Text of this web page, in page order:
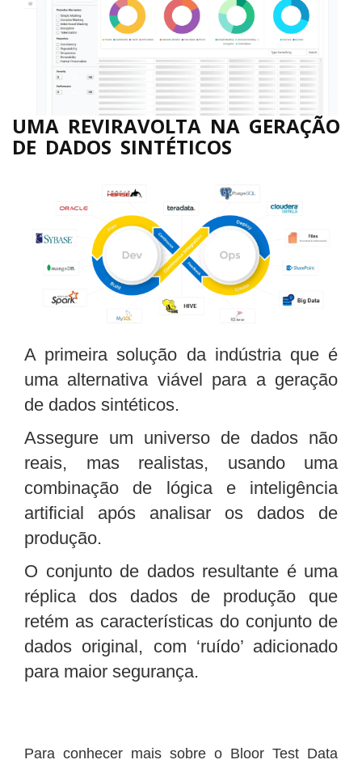
UMA REVIRAVOLTA NA GERAÇÃO
DE DADOS SINTÉTICOS
A primeira solução da indústria que é
uma alternativa viável para a geração
de dados sintéticos.
Assegure um universo de dados não
reais, mas realistas, usando uma
combinação de lógica e inteligência
artificial após analisar os dados de
produção.
O conjunto de dados resultante é uma
réplica dos dados de produção que
retém as características do conjunto de
dados original, com ‘ruído’ adicionado
para maior segurança.
Para conhecer mais sobre o Bloor Test Data